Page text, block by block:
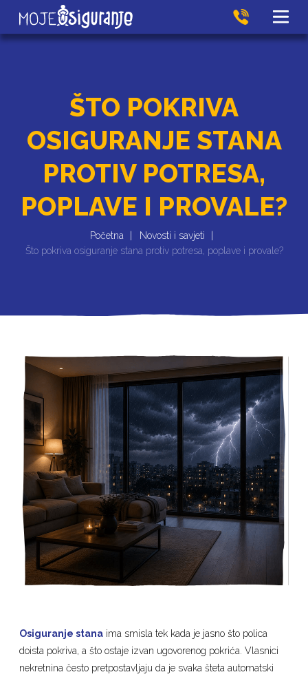
ŠTO POKRIVA
OSIGURANJE STANA
PROTIV POTRESA,
POPLAVE I PROVALE?
Početna
Novosti i savjeti
Što pokriva osiguranje stana protiv potresa, poplave i provale?
Osiguranje stana ima smisla tek kada je jasno što polica
doista pokriva, a što ostaje izvan ugovorenog pokrića. Vlasnici
nekretnina često pretpostavljaju da je svaka šteta automatski